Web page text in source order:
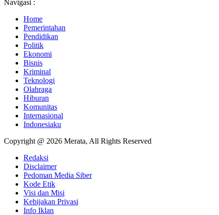
Navigasi :
Home
Pemerintahan
Pendidikan
Politik
Ekonomi
Bisnis
Kriminal
Teknologi
Olahraga
Hiburan
Komunitas
Internasional
Indonesiaku
Copyright @ 2026 Merata, All Rights Reserved
Redaksi
Disclaimer
Pedoman Media Siber
Kode Etik
Visi dan Misi
Kebijakan Privasi
Info Iklan